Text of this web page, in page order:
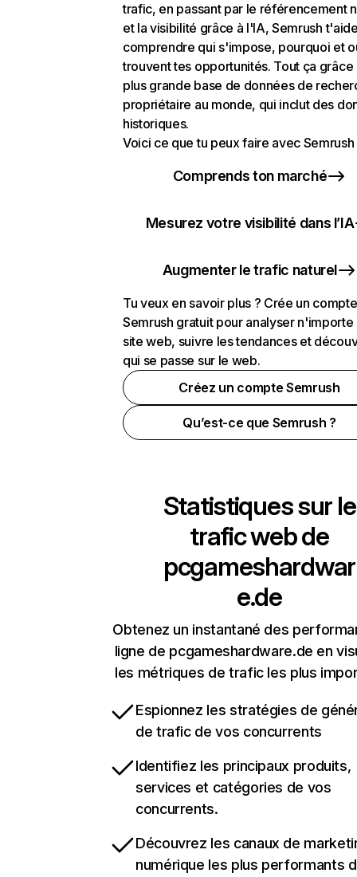
trafic, en passant par le référencement
et la visibilité grâce à l'IA, Semrush
comprendre qui s'impose, pourquoi et
trouvent tes opportunités. Tout ça grâce
plus grande base de données de
propriétaire au monde, qui inclut des
historiques.
Voici ce que tu peux faire avec Semrush
Comprends ton marché
Mesurez votre visibilité dans l’IA
Augmenter le trafic naturel
Tu veux en savoir plus ? Crée un compte
Semrush gratuit pour analyser n'importe
site web, suivre les tendances et
qui se passe sur le web.
Créez un compte Semrush
Qu’est-ce que Semrush ?
Statistiques sur le
trafic web de
pcgameshardwar
e.de
Obtenez un instantané des
ligne de pcgameshardware.de en
les métriques de trafic les plus
Espionnez les stratégies de
de trafic de vos concurrents
Identifiez les principaux produits,
services et catégories de vos
concurrents.
Découvrez les canaux de
numérique les plus performants